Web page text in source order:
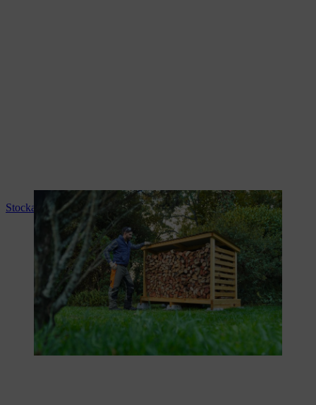
Stockage du bois de chauffage